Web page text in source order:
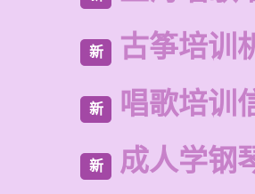
新 古筝培训
新 唱歌培训
新 成人学钢